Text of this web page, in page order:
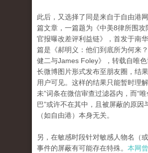
此后，又选择了同是来自于自由港
篇文章，一篇题为《中美8律所围攻
官报曝改差评利益链》，首发于南
篇是《郝明义：他们到底所为何来？
健二与James Foley》，转载自唯
长微博图片形式发布至朋友圈，结
用户可见。这样的结果只能暂时理
未”词条在微信审查过滤器内，而“唯
巴”或许不在其中，且被屏蔽的原因
（如自由港）本身无关。
另，在敏感时段针对敏感人物名（
事件的屏蔽有可能存在特殊。 本网